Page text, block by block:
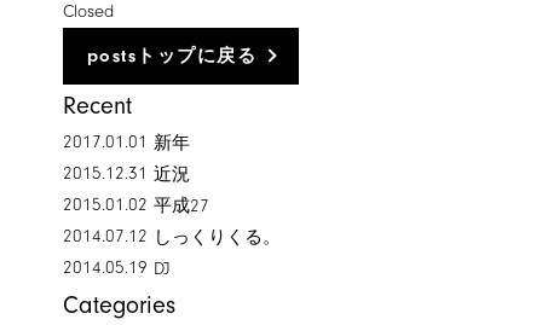
Closed
postsトップに戻る
Recent
2017.01.01 新年
2015.12.31 近況
2015.01.02 平成27
2014.07.12 しっくりくる。
2014.05.19 DJ
Categories